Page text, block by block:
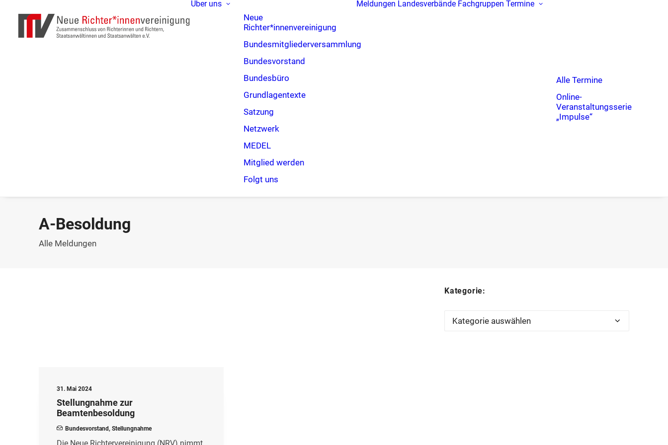
Über uns
Neue
Richter*innenvereinigung
Bundesmitgliederversammlung
Bundesvorstand
Bundesbüro
Grundlagentexte
Satzung
Netzwerk
MEDEL
Mitglied werden
Folgt uns
Meldungen Landesverbände Fachgruppen Termine
Alle Termine
Online-
Veranstaltungsserie
„Impulse“
A-Besoldung
Alle Meldungen
Kategorie:
Kategorie:
31. Mai 2024
Stellungnahme zur
Beamtenbesoldung
Bundesvorstand, Stellungnahme